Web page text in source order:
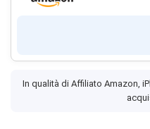
In qualità di Affiliato Amazon,